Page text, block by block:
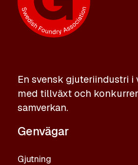
En svensk gjuteriindustri i
med tillväxt och
samverkan.
Genvägar
Gjutning